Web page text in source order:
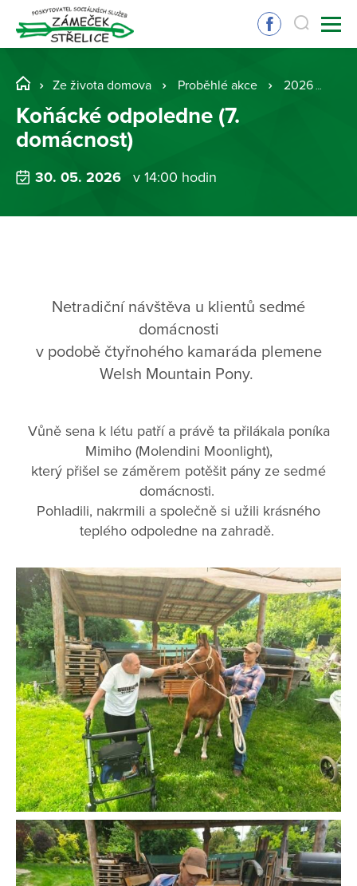
Ze života domova Proběhlé akce 2026
Koňácké odpoledne (7.
domácnost)
30. 05. 2026 v 14:00 hodin
Netradiční návštěva u klientů sedmé
domácnosti
v podobě čtyřnohého kamaráda plemene
Welsh Mountain Pony.
Vůně sena k létu patří a právě ta přilákala poníka
Mimiho (Molendini Moonlight),
který přišel se záměrem potěšit pány ze sedmé
domácnosti.
Pohladili, nakrmili a společně si užili krásného
teplého odpoledne na zahradě.